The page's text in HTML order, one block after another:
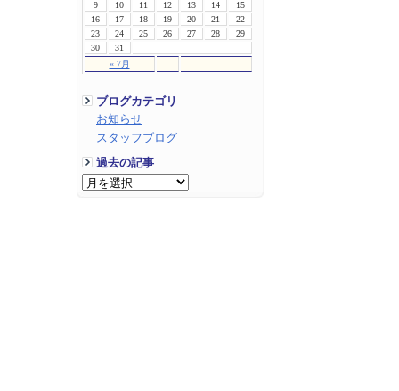
« 7月
9
10 11 12 13 14
15
16
17 18 19 20 21
22
23
24 25 26 27 28
29
30
31
ブログカテゴリ
お知らせ
スタッフブログ
過去の記事